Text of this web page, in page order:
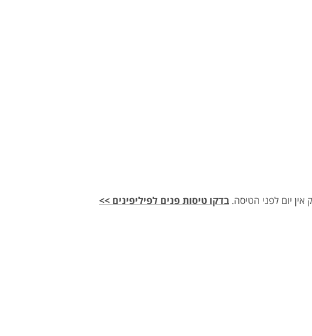
בדקו טיסות פנים לפיליפינים >>